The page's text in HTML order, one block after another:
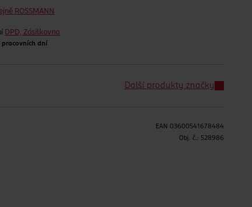
ROSSMANN
DPD, Zásilkovna
pracovních dní
Další produkty značky
EAN 03600541678484
Obj. č.: 528986